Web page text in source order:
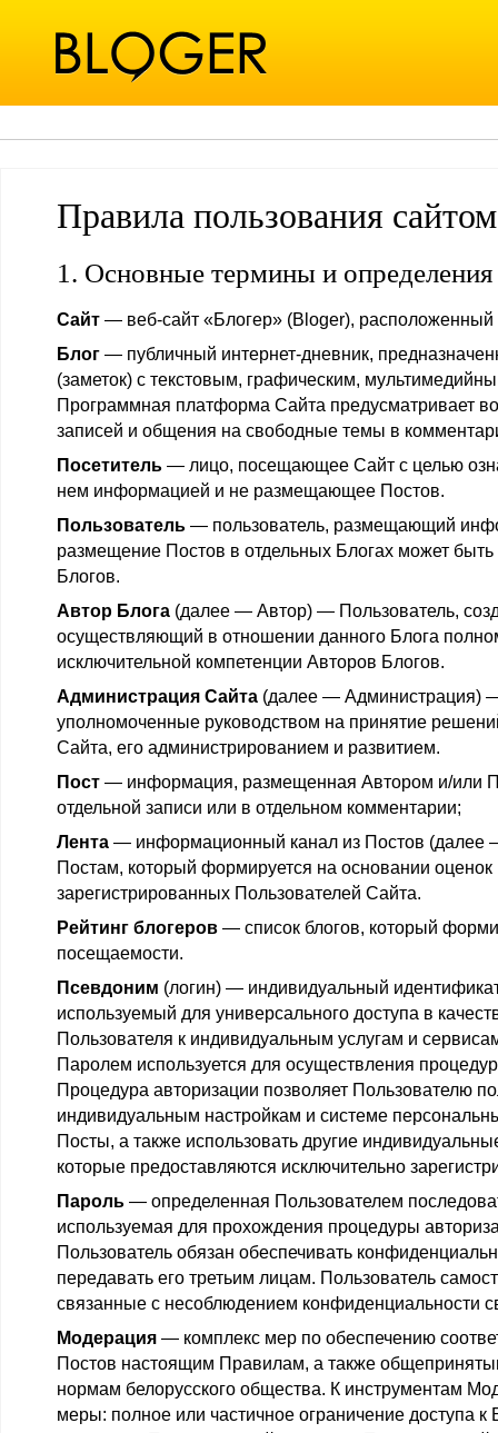
Правила пользования сайтом
1. Основные термины и определения
Сайт — веб-сайт «Блогер» (Bloger), расположенный
Блог — публичный интернет-дневник,
(заметок) с текстовым, графическим,
Программная платформа Сайта предусматривает
записей и общения на свободные темы в
Посетитель — лицо, посещающее Сайт с целью
нем информацией и не размещающее Постов.
Пользователь — пользователь, размещающий
размещение Постов в отдельных Блогах может
Блогов.
Автор Блога (далее — Автор) — Пользователь,
осуществляющий в отношении данного Блога
исключительной компетенции Авторов Блогов.
Администрация Сайта (далее — Администрация)
уполномоченные руководством на принятие
Сайта, его администрированием и развитием.
Пост — информация, размещенная Автором и/или
отдельной записи или в отдельном комментарии;
Лента — информационный канал из Постов (далее
Постам, который формируется на основании оценок
зарегистрированных Пользователей Сайта.
Рейтинг блогеров — список блогов, который
посещаемости.
Псевдоним (логин) — индивидуальный
используемый для универсального доступа в
Пользователя к индивидуальным услугам и
Паролем используется для осуществления
Процедура авторизации позволяет Пользователю
индивидуальным настройкам и системе
Посты, а также использовать другие
которые предоставляются исключительно
Пароль — определенная Пользователем
используемая для прохождения процедуры
Пользователь обязан обеспечивать
передавать его третьим лицам. Пользователь
связанные с несоблюдением конфиденциальности
Модерация — комплекс мер по обеспечению
Постов настоящим Правилам, а также
нормам белорусского общества. К инструментам
меры: полное или частичное ограничение доступа к